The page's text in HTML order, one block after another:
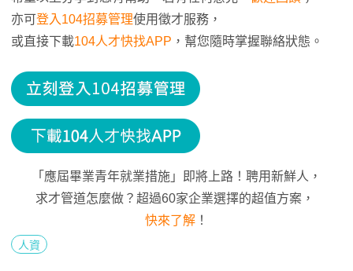
亦可登入104招募管理使用徵才服務，
或直接下載104人才快找APP ，幫您隨時掌握聯絡狀態。
「應屆畢業青年就業措施」即將上路！聘用新鮮人，
求才管道怎麼做？超過60家企業選擇的超值方案，
快來了解 ！
人資